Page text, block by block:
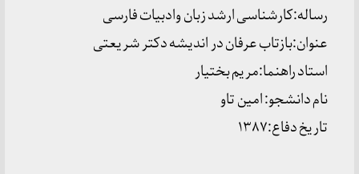
رساله:کارشناسی ارشد زبان وادبیات فارسی
عنوان:بازتاب عرفان در اندیشه دکتر شریعتی
استاد راهنما:مریم بختیار
نام دانشجو: امین تاو
تاریخ دفاع:۱۳۸۷